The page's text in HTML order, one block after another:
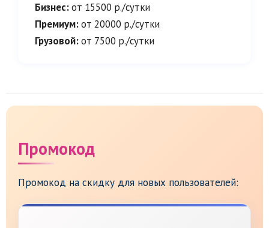
Бизнес:от 15500 р./сутки
Премиум:от 20000 р./сутки
Грузовой:от 7500 р./сутки
Промокод
Промокод на скидку для новых пользователей: